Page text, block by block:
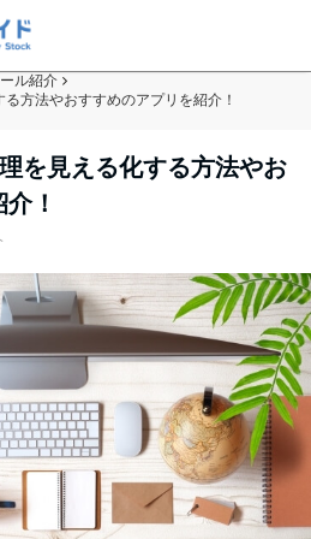
ル紹介
方法やおすすめのアプリを紹介！
を見える化する方法やお
！